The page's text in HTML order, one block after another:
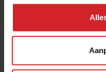
kunt inkopen dat net zo
dan scheelt dat gewoon
over voor waar het écht